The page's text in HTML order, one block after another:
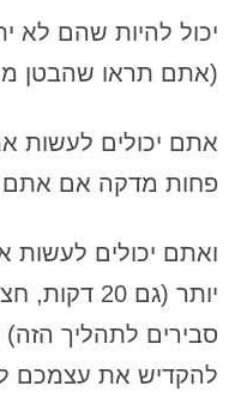
יכול להיות שהם לא
(אתם תראו שהבטן
אתם יכולים לעשות
פחות מדקה אם
ואתם יכולים לעשות
יותר (גם 20
סבירים לתהליך
להקדיש את עצמכם